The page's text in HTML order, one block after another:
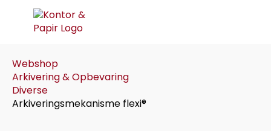
Webshop
Arkivering & Opbevaring
Diverse
Arkiveringsmekanisme flexi®